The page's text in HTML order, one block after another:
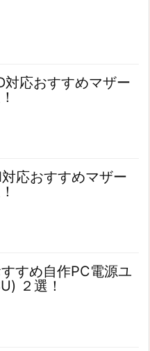
対応おすすめマザー
応おすすめマザー
すめ自作PC電源ユ
２選！